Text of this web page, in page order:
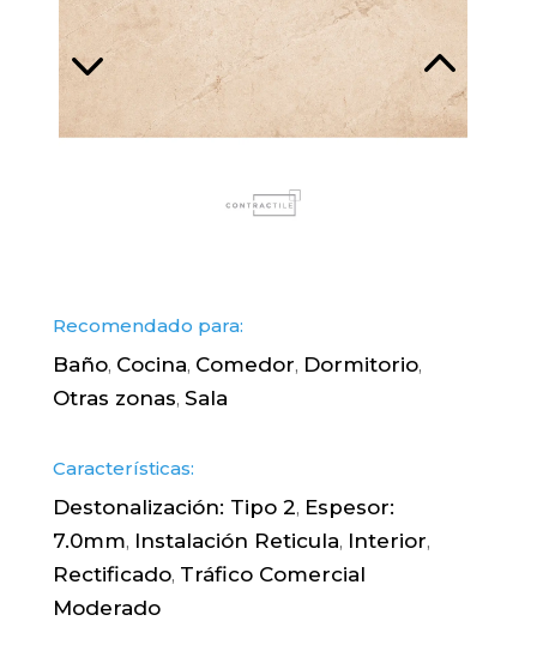
Recomendado para:
Baño, Cocina, Comedor, Dormitorio,
Otras zonas, Sala
Características:
Destonalización: Tipo 2, Espesor:
7.0mm, Instalación Reticula, Interior,
Rectificado, Tráfico Comercial
Moderado